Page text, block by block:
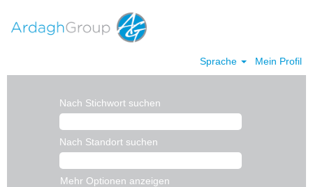
Sprache Mein Profil
Nach Stichwort suchen
Nach Standort suchen
Mehr Optionen anzeigen